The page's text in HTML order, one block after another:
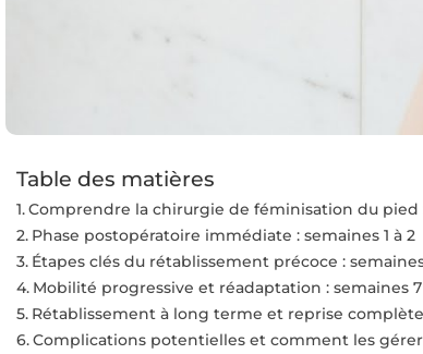
Table des matières
Comprendre la chirurgie de féminisation du
Phase postopératoire immédiate : semaines 1 à 2
Étapes clés du rétablissement précoce :
Mobilité progressive et réadaptation : semaines 7
Rétablissement à long terme et reprise
Complications potentielles et comment les gérer